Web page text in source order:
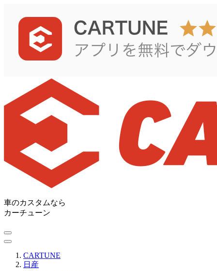
車のカスタムなら
カーチューン
CARTUNE
日産